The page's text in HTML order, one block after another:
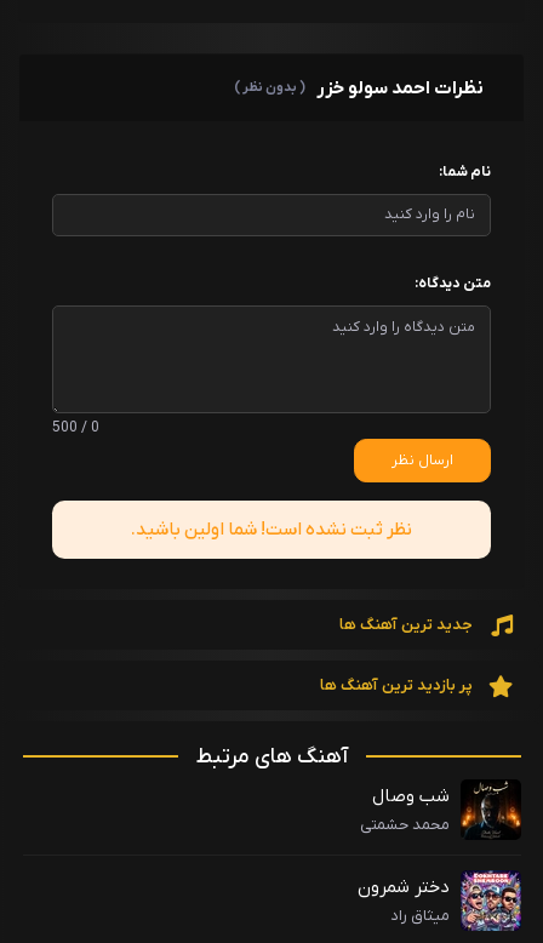
نظرات احمد سولو خزر ( بدون نظر )
نام شما:
متن دیدگاه:
0 / 500
ارسال نظر
نظر ثبت نشده است! شما اولین باشید.
جدید ترین آهنگ ها
پر بازدید ترین آهنگ ها
آهنگ های مرتبط
شب وصال
محمد حشمتی
دختر شمرون
میثاق راد